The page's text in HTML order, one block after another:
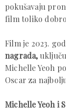
pokušavaju
film toliko
Film je 2023.
nagrada,
Michelle Yeoh
Oscar za
Michelle Yeoh i